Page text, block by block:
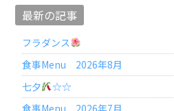
最新の記事
フラダンス
食事Menu 2026年8月
七夕
☆☆
食事Menu 2026年7月